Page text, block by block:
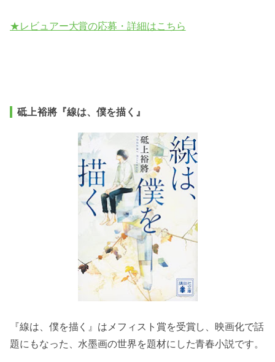
★レビュアー大賞の応募・詳細はこちら
砥上裕將 『線は、僕を描く』
『線は、僕を描く』はメフィスト賞を受賞し、映画化で話
題にもなった、 水墨画の世界を題材にした青春小説です。